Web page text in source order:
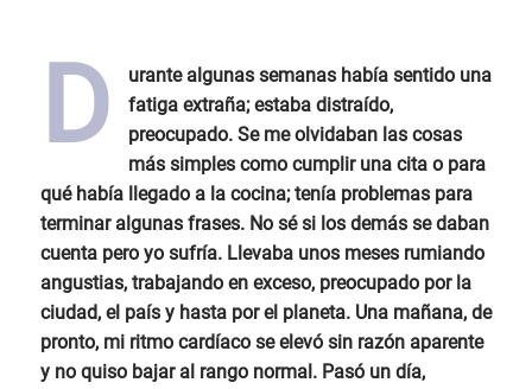
D
urante algunas semanas había sentido una
fatiga extraña; estaba distraído,
preocupado. Se me olvidaban las cosas
más simples como cumplir una cita o para
qué había llegado a la cocina; tenía problemas para
terminar algunas frases. No sé si los demás se daban
cuenta pero yo sufría. Llevaba unos meses rumiando
angustias, trabajando en exceso, preocupado por la
ciudad, el país y hasta por el planeta. Una mañana, de
pronto, mi ritmo cardíaco se elevó sin razón aparente
y no quiso bajar al rango normal. Pasó un día,